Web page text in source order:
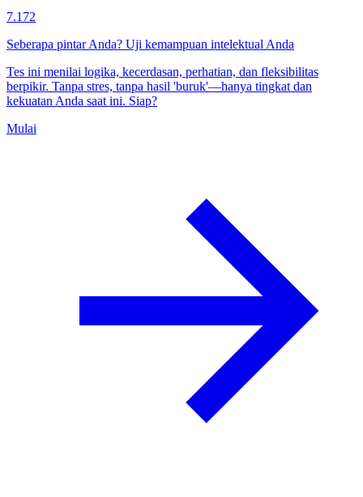
7.172
Seberapa pintar Anda? Uji kemampuan intelektual Anda
Tes ini menilai logika, kecerdasan, perhatian, dan fleksibilitas
berpikir. Tanpa stres, tanpa hasil 'buruk'—hanya tingkat dan
kekuatan Anda saat ini. Siap?
Mulai